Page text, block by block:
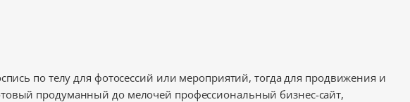
по телу для фотосессий или мероприятий, тогда для продвижения и
продуманный до мелочей профессиональный бизнес-сайт,